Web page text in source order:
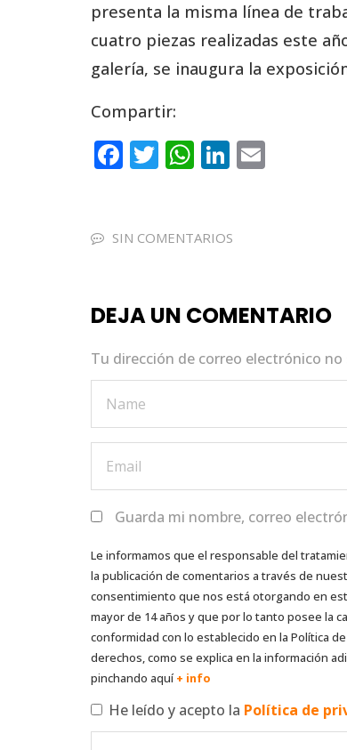
presenta la misma línea de
cuatro piezas realizadas este
galería, se inaugura la
Compartir:
F
e
o
k
T
te
W
ts
p
Li
e
SIN COMENTARIOS
DEJA UN COMENTARIO
Tu dirección de correo electrónico no
Guarda mi nombre, correo
Le informamos que el responsable del
la publicación de comentarios a través de
consentimiento que nos está otorgando en
mayor de 14 años y que por lo tanto posee la
conformidad con lo establecido en la Política
derechos, como se explica en la información
pinchando aquí+ info
He leído y acepto la Política de